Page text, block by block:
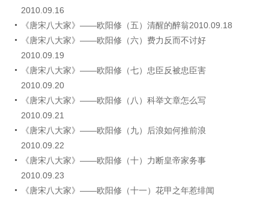
2010.09.16
《唐宋八大家》——欧阳修（五）清醒的醉翁2010.09.18
《唐宋八大家》——欧阳修（六）费力反而不讨好
2010.09.19
《唐宋八大家》——欧阳修（七）忠臣反被忠臣害
2010.09.20
《唐宋八大家》——欧阳修（八）科举文章怎么写
2010.09.21
《唐宋八大家》——欧阳修（九）后浪如何推前浪
2010.09.22
《唐宋八大家》——欧阳修（十）力断皇帝家务事
2010.09.23
《唐宋八大家》——欧阳修（十一）花甲之年惹绯闻